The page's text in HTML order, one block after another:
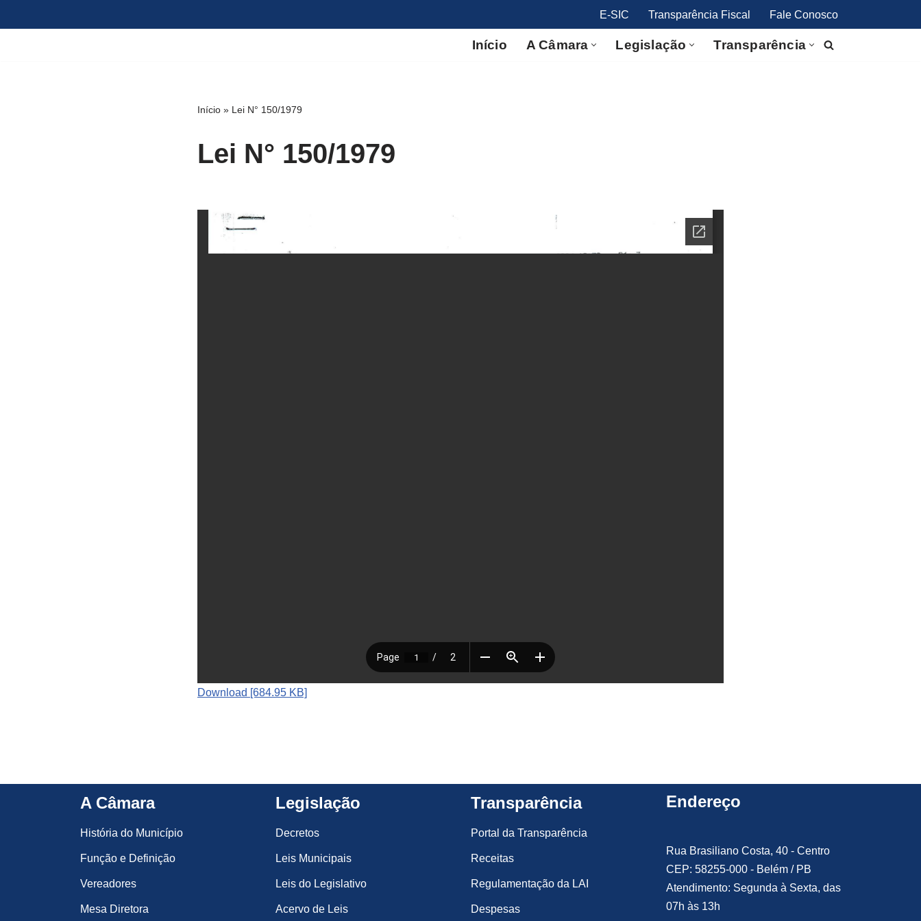
E-SIC Transparência Fiscal Fale Conosco
Início A Câmara Legislação Transparência
Início » Lei N° 150/1979
Lei N° 150/1979
Download [684.95 KB]
A Câmara
História do Município
Função e Definição
Vereadores
Mesa Diretora
Legislação
Decretos
Leis Municipais
Leis do Legislativo
Acervo de Leis
Transparência
Portal da Transparência
Receitas
Regulamentação da LAI
Despesas
Endereço
Rua Brasiliano Costa, 40 - Centro
CEP: 58255-000 - Belém / PB
Atendimento: Segunda à Sexta, das
07h às 13h